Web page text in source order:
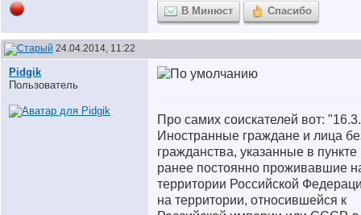
В Минюст Спасибо
24.04.2014, 11:22
Pidgik
Пользователь
Про самих соискателей вот: "16.3.
Иностранные граждане и лица
гражданства, указанные в пункте
ранее постоянно проживавшие
территории Российской
на территории, относившейся к